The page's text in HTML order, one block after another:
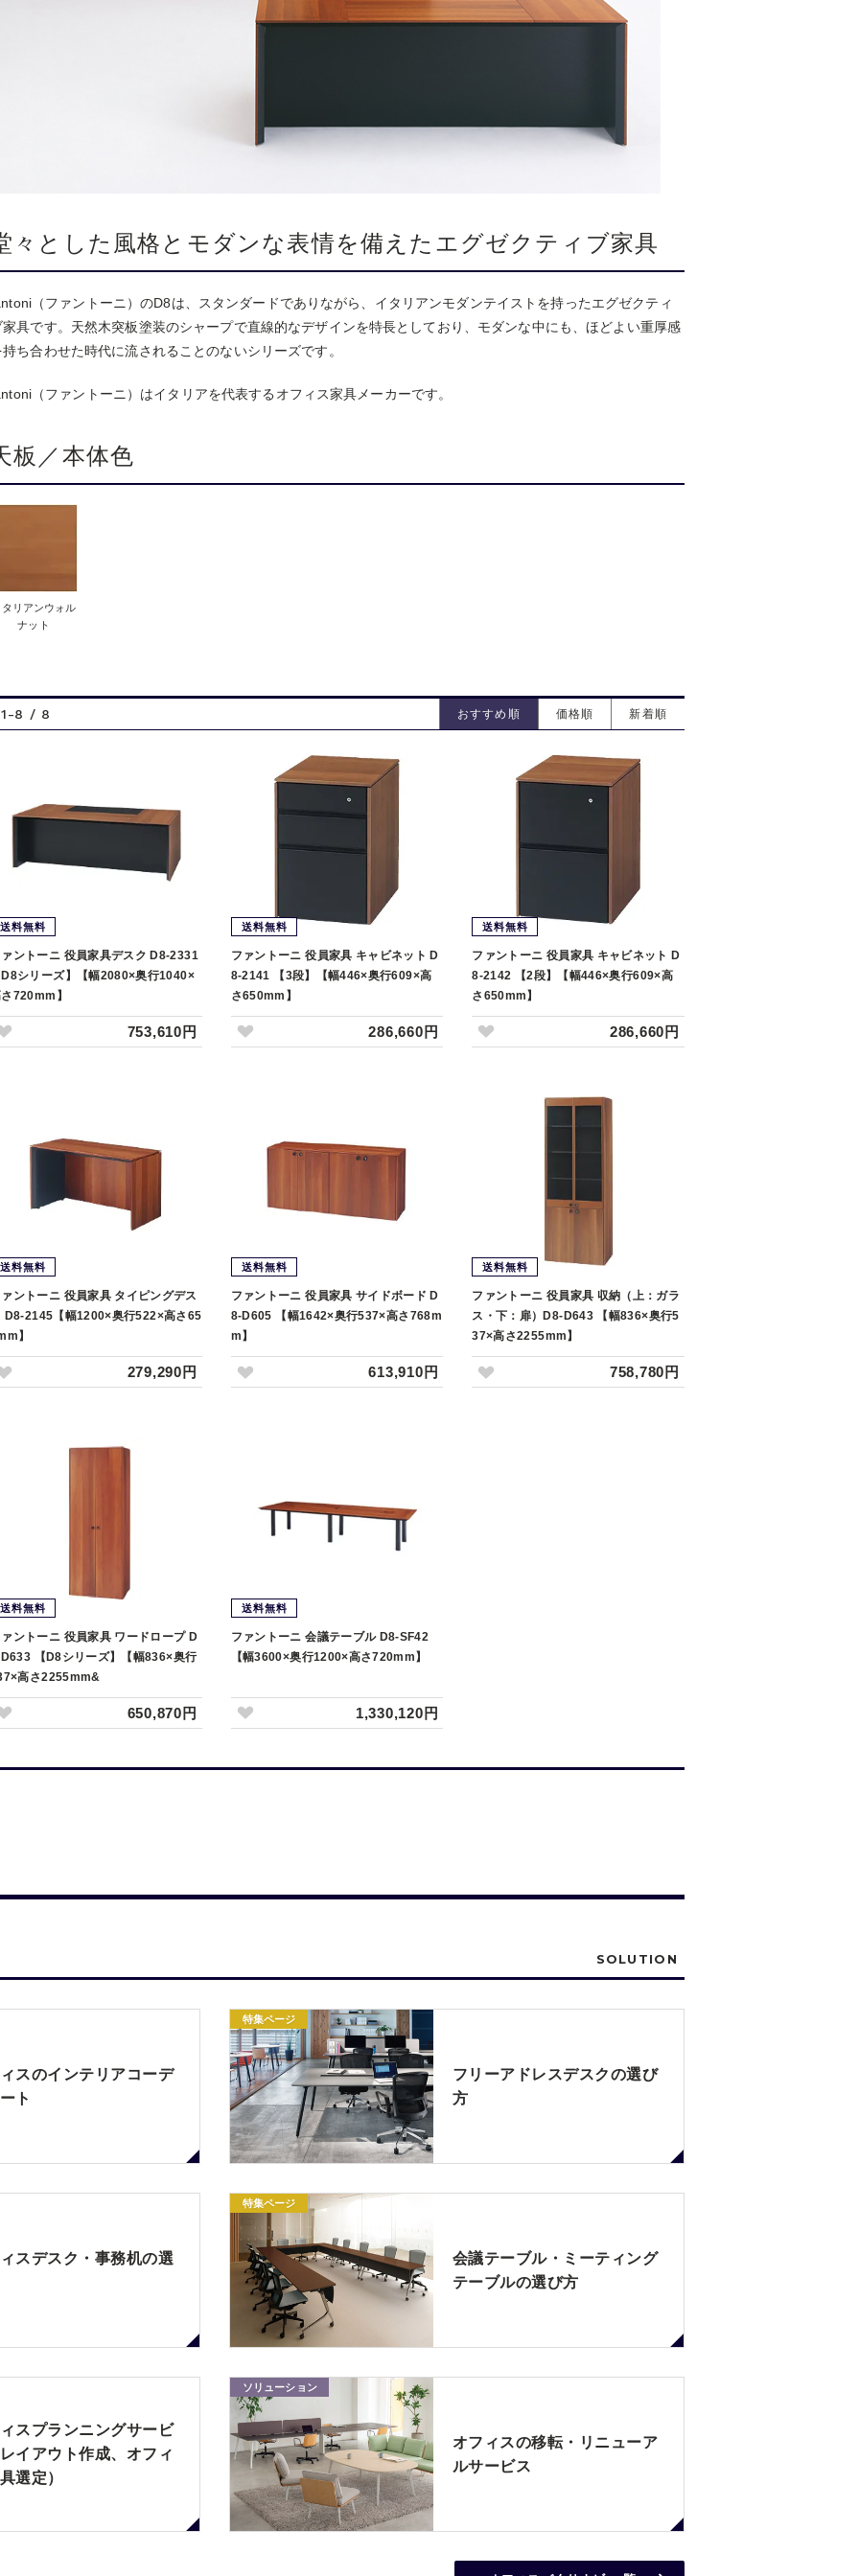
々とした風格とモダンな表情を備えたエグゼクティブ家具
（ファントーニ）のD8は、スタンダードでありながら、イタリアンモダンテイストを持ったエグゼクティ
家具です。天然木突板塗装のシャープで直線的なデザインを特長としており、モダンな中にも、ほどよい重厚感
持ち合わせた時代に流されることのないシリーズです。
（ファントーニ）はイタリアを代表するオフィス家具メーカーです。
板／本体色
タリアンウォル
ナット
1-8 / 8 おすすめ順 価格順 新着順
送料無料
ァントーニ 役員家具デスク D8-2331
D8シリーズ】【幅2080×奥行1040×
720mm】
753,610円
送料無料
ファントーニ 役員家具 キャビネット D
8-2141 【3段】【幅446×奥行609×高
さ650mm】
286,660円
送料無料
ファントーニ 役員家具 キャビネット D
8-2142 【2段】【幅446×奥行609×高
さ650mm】
286,660円
送料無料
ァントーニ 役員家具 タイピングデス
D8-2145【幅1200×奥行522×高さ65
】
279,290円
送料無料
ファントーニ 役員家具 サイドボード D
8-D605 【幅1642×奥行537×高さ768m
m】
613,910円
送料無料
ファントーニ 役員家具 収納（上：ガラ
ス・下：扉）D8-D643 【幅836×奥行5
37×高さ2255mm】
758,780円
送料無料
ァントーニ 役員家具 ワードロープ D
【D8シリーズ】【幅836×奥行
高さ2255mm&
650,870円
送料無料
ファントーニ 会議テーブル D8-SF42
【幅3600×奥行1200×高さ720mm】
1,330,120円
SOLUTION
スのインテリアコーデ
ト
特集ページ
フリーアドレスデスクの選び
方
スデスク・事務机の選
特集ページ
会議テーブル・ミーティング
テーブルの選び方
スプランニングサービ
イアウト作成、オフィ
選定）
ソリューション
オフィスの移転・リニューア
ルサービス